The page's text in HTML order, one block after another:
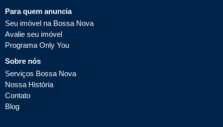
Para quem anuncia
Seu imóvel na Bossa Nova
Avalie seu imóvel
Programa Only You
Sobre nós
Serviços Bossa Nova
Nossa História
Contato
Blog